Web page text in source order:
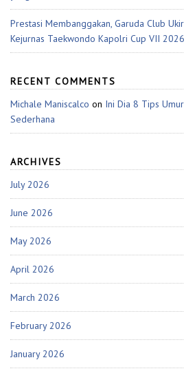
Prestasi Membanggakan, Garuda Club
Kejurnas Taekwondo Kapolri Cup VII 2026
RECENT COMMENTS
Michale Maniscalco on Ini Dia 8 Tips
Sederhana
ARCHIVES
July 2026
June 2026
May 2026
April 2026
March 2026
February 2026
January 2026